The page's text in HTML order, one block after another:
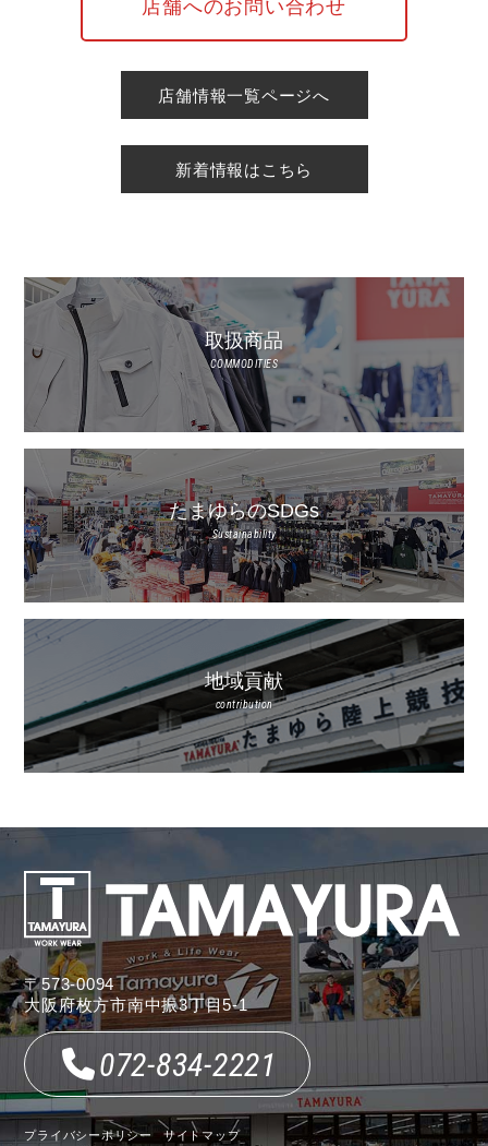
店舗へのお問い合わせ
店舗情報一覧ページへ
新着情報はこちら
取扱商品
COMMODITIES
たまゆらのSDGs
Sustainability
地域貢献
contribution
〒573-0094
大阪府枚方市南中振3丁目5-1
072-834-2221
プライバシーポリシー サイトマップ